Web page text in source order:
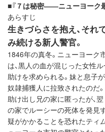
■『７は秘密――ニューヨーク
あらすじ
生きづらさを抱え、それ
み続ける新人警官。
1846年の真冬。ニューヨーク
は、黒人の血が混じった女性
助けを求められる。妹と息子
奴隷捕獲人に拉致されたのだ
助け出し兄の家に匿ったが、翌
の家でルーシーの死体を発見
疑がかかることを恐れたティ